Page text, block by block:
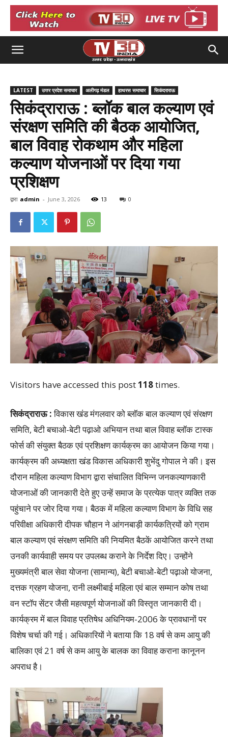
LATEST उत्तर प्रदेश समाचार अलीगढ़ मंडल हाथरस समाचार सिकंदराराऊ
सिकंद्राराऊ : ब्लॉक बाल कल्याण एवं
संरक्षण समिति की बैठक आयोजित,
बाल विवाह रोकथाम और महिला
कल्याण योजनाओं पर दिया गया
प्रशिक्षण
द्वारा admin - June 3, 2026 13 0
Visitors have accessed this post118times.
सिकंद्राराऊ :विकास खंड मंगलवार को ब्लॉक बाल कल्याण एवं संरक्षण
समिति, बेटी बचाओ-बेटी पढ़ाओ अभियान तथा बाल विवाह ब्लॉक टास्क
फोर्स की संयुक्त बैठक एवं प्रशिक्षण कार्यक्रम का आयोजन किया गया।
कार्यक्रम की अध्यक्षता खंड विकास अधिकारी शुभेंदु गोपाल ने की। इस
दौरान महिला कल्याण विभाग द्वारा संचालित विभिन्न जनकल्याणकारी
योजनाओं की जानकारी देते हुए उन्हें समाज के प्रत्येक पात्र व्यक्ति तक
पहुंचाने पर जोर दिया गया। बैठक में महिला कल्याण विभाग के विधि सह
परिवीक्षा अधिकारी दीपक चौहान ने आंगनबाड़ी कार्यकत्रियों को ग्राम
बाल कल्याण एवं संरक्षण समिति की नियमित बैठकें आयोजित करने तथा
उनकी कार्यवाही समय पर उपलब्ध कराने के निर्देश दिए। उन्होंने
मुख्यमंत्री बाल सेवा योजना (सामान्य), बेटी बचाओ-बेटी पढ़ाओ योजना,
दत्तक ग्रहण योजना, रानी लक्ष्मीबाई महिला एवं बाल सम्मान कोष तथा
वन स्टॉप सेंटर जैसी महत्वपूर्ण योजनाओं की विस्तृत जानकारी दी।
कार्यक्रम में बाल विवाह प्रतिषेध अधिनियम-2006 के प्रावधानों पर
विशेष चर्चा की गई। अधिकारियों ने बताया कि 18 वर्ष से कम आयु की
बालिका एवं 21 वर्ष से कम आयु के बालक का विवाह कराना कानूनन
अपराध है।